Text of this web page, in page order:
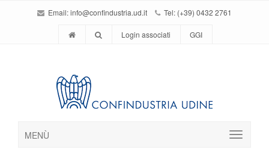
Email:info@confindustria.ud.it Tel: (+39) 0432 2761
Login associati GGI
MENÙ